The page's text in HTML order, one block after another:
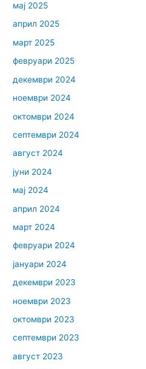
мај 2025
април 2025
март 2025
февруари 2025
декември 2024
ноември 2024
октомври 2024
септември 2024
август 2024
јуни 2024
мај 2024
април 2024
март 2024
февруари 2024
јануари 2024
декември 2023
ноември 2023
октомври 2023
септември 2023
август 2023